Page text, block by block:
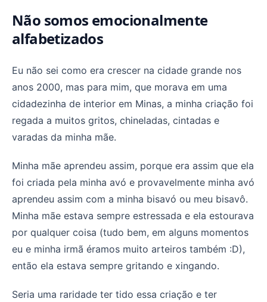
Não somos emocionalmente
alfabetizados
Eu não sei como era crescer na cidade grande nos
anos 2000, mas para mim, que morava em uma
cidadezinha de interior em Minas, a minha criação foi
regada a muitos gritos, chineladas, cintadas e
varadas da minha mãe.
Minha mãe aprendeu assim, porque era assim que ela
foi criada pela minha avó e provavelmente minha avó
aprendeu assim com a minha bisavó ou meu bisavô.
Minha mãe estava sempre estressada e ela estourava
por qualquer coisa (tudo bem, em alguns momentos
eu e minha irmã éramos muito arteiros também :D),
então ela estava sempre gritando e xingando.
Seria uma raridade ter tido essa criação e ter